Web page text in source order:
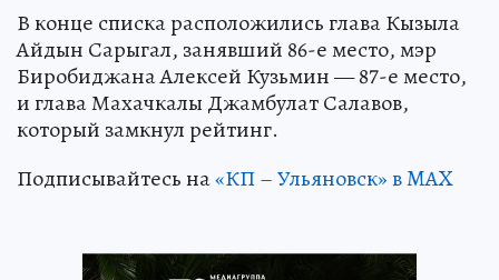
В конце списка расположились глава Кызыла
Айдын Сарыгал, занявший 86-е место, мэр
Биробиджана Алексей Кузьмин — 87-е место,
и глава Махачкалы Джамбулат Салавов,
который замкнул рейтинг.
Подписывайтесь на«КП – Ульяновск» в MAX